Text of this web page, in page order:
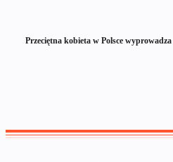
Przeciętna kobieta w Polsce